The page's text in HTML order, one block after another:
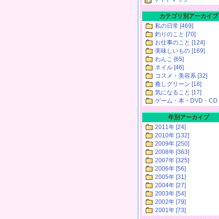
カテゴリ別アーカイブ
私の日常 [469]
釣りのこと [70]
お仕事のこと [124]
美味しいもの [169]
わんこ [65]
ネイル [46]
コスメ・美容系 [32]
癒しグリーン [18]
気になること [17]
ゲーム・本・DVD・CD
年別アーカイブ
2011年 [24]
2010年 [132]
2009年 [250]
2008年 [363]
2007年 [325]
2006年 [56]
2005年 [31]
2004年 [27]
2003年 [54]
2002年 [79]
2001年 [73]